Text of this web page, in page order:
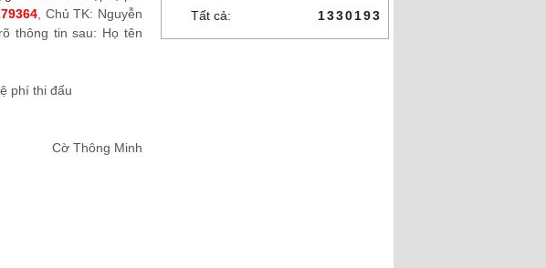
, Chủ TK: Nguyễn
thông tin sau: Họ tên
phí thi đấu
Cờ Thông Minh
Tất cả:
1330193